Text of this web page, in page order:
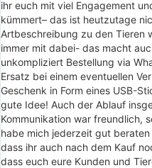
ihr euch mit viel Engagement
kümmert– das ist heutzutage
Artbeschreibung zu den Tieren
immer mit dabei- das macht
unkompliziert Bestellung via
Ersatz bei einem eventuellen
Geschenk in Form eines USB-
gute Idee! Auch der Ablauf
Kommunikation war freundlich,
habe mich jederzeit gut
dass ihr auch nach dem Kauf
dass euch eure Kunden und